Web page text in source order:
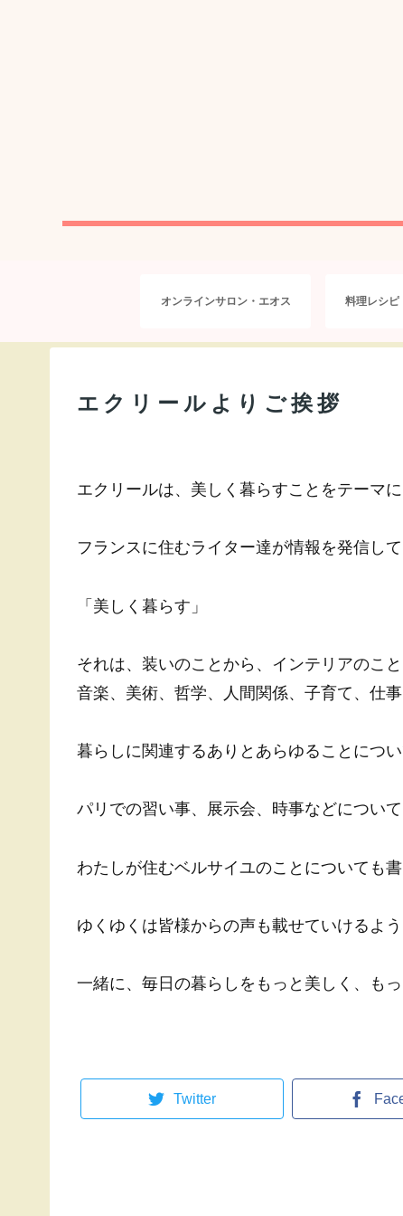
オンラインサロン・エオス 料理レシピ
エクリールよりご挨拶
エクリールは、美しく暮らすことをテーマ
フランスに住むライター達が情報を発信して
「美しく暮らす」
それは、装いのことから、インテリアのこ
音楽、美術、哲学、人間関係、子育て、仕
暮らしに関連するありとあらゆることにつ
パリでの習い事、展示会、時事などについ
わたしが住むベルサイユのことについても
ゆくゆくは皆様からの声も載せていけるよ
一緒に、毎日の暮らしをもっと美しく、も
Twitter